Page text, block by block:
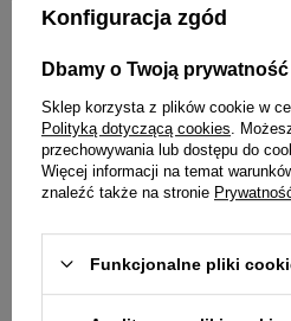
X6M Niebieskie
2 103,57 zł
Konfiguracja zgód
Dbamy o Twoją prywatność
Sklep korzysta z plików cookie w
Polityką dotyczącą cookies .
przechowywania lub dostępu do
Więcej informacji na temat
znaleźć także na stronie
Funkcjonalne pliki